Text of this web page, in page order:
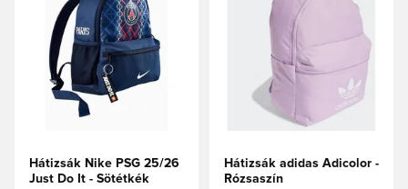
Hátizsák Nike PSG 25/26
Just Do It - Sötétkék
Hátizsák adidas Adicolor -
Rózsaszín